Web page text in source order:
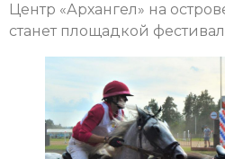
Центр «Архангел» на
станет площадкой